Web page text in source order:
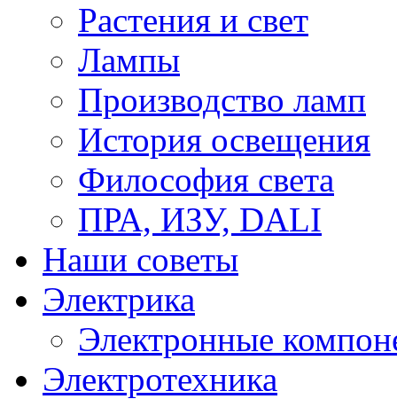
Растения и свет
Лампы
Производство ламп
История освещения
Философия света
ПРА, ИЗУ, DALI
Наши советы
Электрика
Электронные
Электротехника